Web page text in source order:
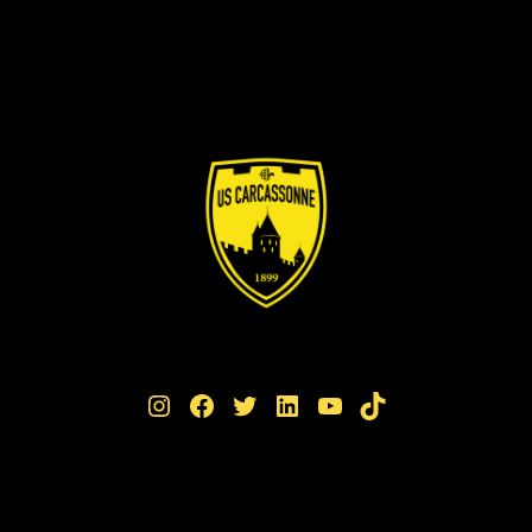
Instagram Facebook Twitter LinkedIn YouTube TikTok